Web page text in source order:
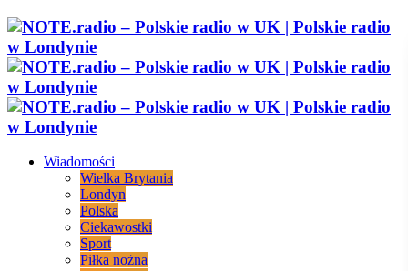
Wiadomości
Wielka Brytania
Londyn
Polska
Ciekawostki
Sport
Piłka nożna